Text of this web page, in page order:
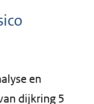
en
dijkring 5